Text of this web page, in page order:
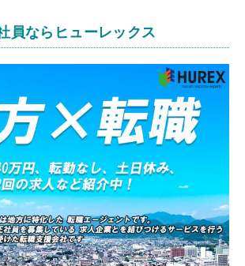
員ならヒューレックス